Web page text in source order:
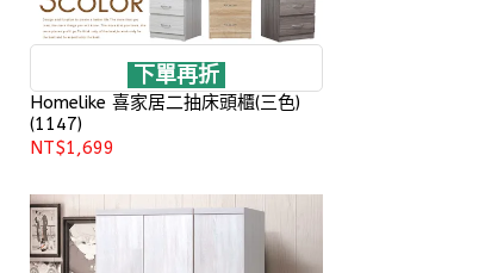
下單再折
Homelike 喜家居二抽床頭櫃(三色)
(1147)
NT$1,699